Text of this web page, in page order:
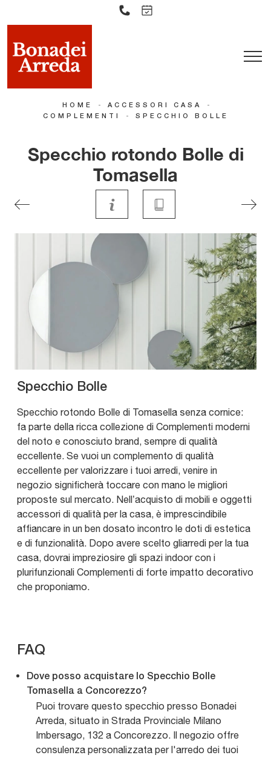
HOME - ACCESSORI CASA -
COMPLEMENTI - SPECCHIO BOLLE
Specchio rotondo Bolle di
Tomasella
Specchio Bolle
Specchio rotondo Bolle di Tomasella senza cornice:
fa parte della ricca collezione di Complementi moderni
del noto e conosciuto brand, sempre di qualità
eccellente. Se vuoi un complemento di qualità
eccellente per valorizzare i tuoi arredi, venire in
negozio significherà toccare con mano le migliori
proposte sul mercato. Nell’acquisto di mobili e oggetti
accessori di qualità per la casa, è imprescindibile
affiancare in un ben dosato incontro le doti di estetica
e di funzionalità. Dopo avere scelto gliarredi per la tua
casa, dovrai impreziosire gli spazi indoor con i
plurifunzionali Complementi di forte impatto decorativo
che proponiamo.
FAQ
Dove posso acquistare lo Specchio Bolle
Tomasella a Concorezzo?
Puoi trovare questo specchio presso Bonadei
Arreda, situato in Strada Provinciale Milano
Imbersago, 132 a Concorezzo. Il negozio offre
consulenza personalizzata per l'arredo dei tuoi